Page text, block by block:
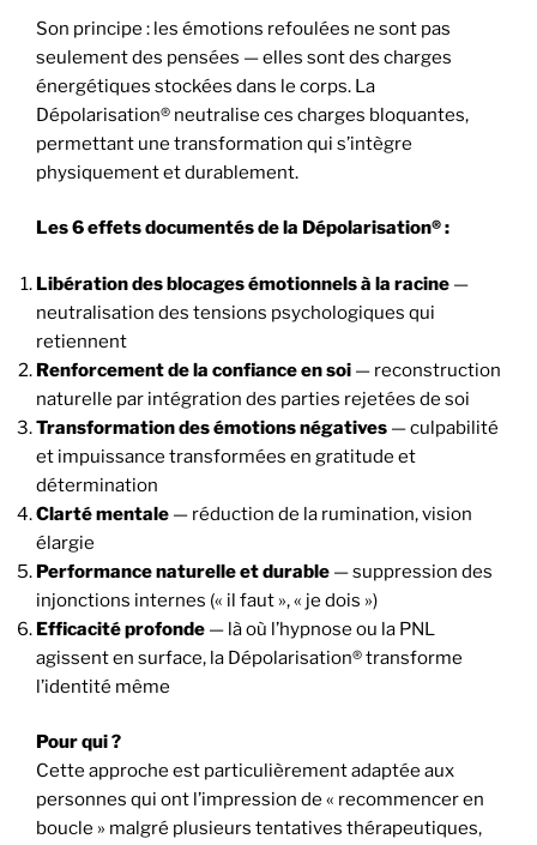
Son principe : les émotions refoulées ne sont pas
seulement des pensées — elles sont des charges
énergétiques stockées dans le corps. La
Dépolarisation® neutralise ces charges bloquantes,
permettant une transformation qui s’intègre
physiquement et durablement.
Les 6 effets documentés de la Dépolarisation® :
Libération des blocages émotionnels à la racine —
neutralisation des tensions psychologiques qui
retiennent
Renforcement de la confiance en soi — reconstruction
naturelle par intégration des parties rejetées de soi
Transformation des émotions négatives — culpabilité
et impuissance transformées en gratitude et
détermination
Clarté mentale — réduction de la rumination, vision
élargie
Performance naturelle et durable — suppression des
injonctions internes (« il faut », « je dois »)
Efficacité profonde — là où l’hypnose ou la PNL
agissent en surface, la Dépolarisation® transforme
l’identité même
Pour qui ?
Cette approche est particulièrement adaptée aux
personnes qui ont l’impression de « recommencer en
boucle » malgré plusieurs tentatives thérapeutiques,